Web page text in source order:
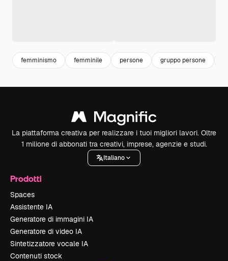
femminismo femminile persone gruppo persone
La piattaforma creativa per realizzare i tuoi migliori lavori. Oltre
1 milione di abbonati tra creativi, imprese, agenzie e studi.
Italiano
Prodotti
Spaces
Assistente IA
Generatore di immagini IA
Generatore di video IA
Sintetizzatore vocale IA
Contenuti stock